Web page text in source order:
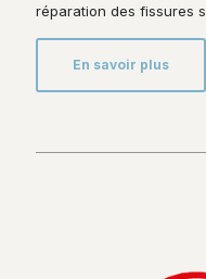
réparation des fissures
En savoir plus